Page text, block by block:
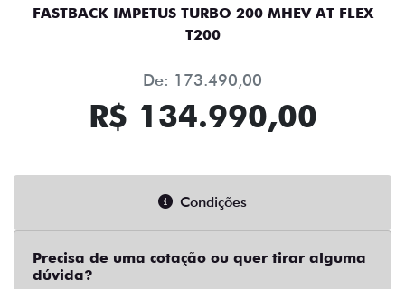
FASTBACK IMPETUS TURBO 200 MHEV AT FLEX
T200
De: 173.490,00
R$ 134.990,00
Condições
Precisa de uma cotação ou quer tirar alguma
dúvida?